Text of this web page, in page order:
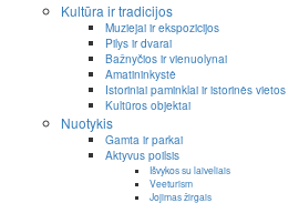
Kultūra ir tradicijos
Muziejai ir ekspozicijos
Pilys ir dvarai
Bažnyčios ir vienuolynai
Amatininkystė
Istoriniai paminklai ir istorinės vietos
Kultūros objektai
Nuotykis
Gamta ir parkai
Aktyvus poilsis
Išvykos su laiveliais
Veeturism
Jojimas žirgais